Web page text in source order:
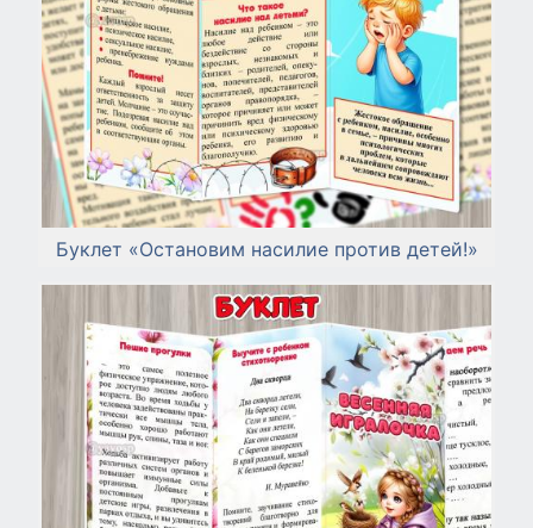
Буклет «Остановим насилие против детей!»